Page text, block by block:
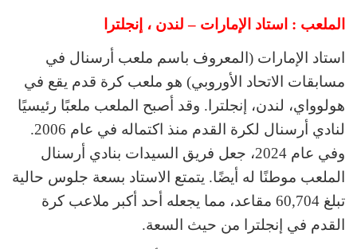
الملعب : استاد الإمارات – لندن ، إنجلترا
استاد الإمارات (المعروف باسم ملعب أرسنال في
مسابقات الاتحاد الأوروبي) هو ملعب كرة قدم يقع في
هولوواي، لندن، إنجلترا. وقد أصبح الملعب ملعبًا رئيسيًا
لنادي أرسنال لكرة القدم منذ اكتماله في عام 2006.
وفي عام 2024، جعل فريق السيدات بنادي أرسنال
الملعب موطنًا له أيضًا. يتمتع الاستاد بسعة جلوس حالية
تبلغ 60,704 مقاعد، مما يجعله أحد أكبر ملاعب كرة
القدم في إنجلترا من حيث السعة.